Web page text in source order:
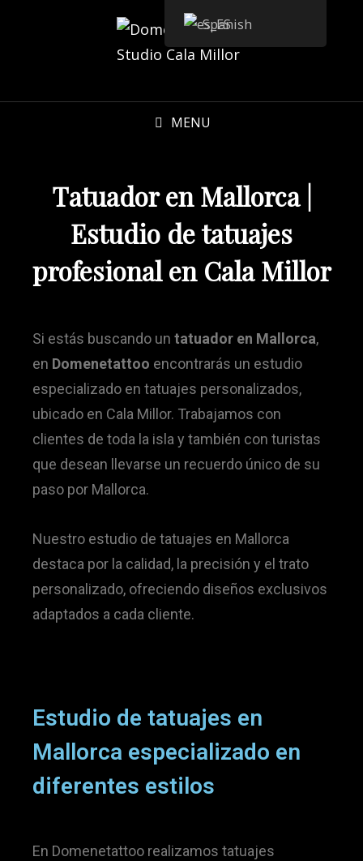
MENU
Tatuador en Mallorca |
Estudio de tatuajes
profesional en Cala Millor
Si estás buscando un tatuador en Mallorca,
en Domenetattoo encontrarás un estudio
especializado en tatuajes personalizados,
ubicado en Cala Millor. Trabajamos con
clientes de toda la isla y también con turistas
que desean llevarse un recuerdo único de su
paso por Mallorca.
Nuestro estudio de tatuajes en Mallorca
destaca por la calidad, la precisión y el trato
personalizado, ofreciendo diseños exclusivos
adaptados a cada cliente.
Estudio de tatuajes en
Mallorca especializado en
diferentes estilos
En Domenetattoo realizamos tatuajes
Spanish